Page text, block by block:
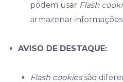
podem usar Flash
armazenar informações;
AVISO DE DESTAQUE:
Flash cookiessão